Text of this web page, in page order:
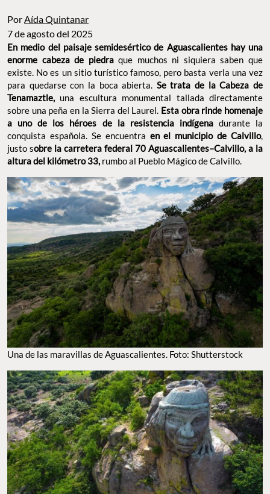
PorAída Quintanar
7 de agosto del 2025
En medio del paisaje semidesértico de Aguascalientes hay una
enorme cabeza de piedraque muchos ni siquiera saben que
existe. No es un sitio turístico famoso, pero basta verla una vez
para quedarse con la boca abierta. Se trata de la Cabeza de
Tenamaztle, una escultura monumental tallada directamente
sobre una peña en la Sierra del Laurel. Esta obra rinde homenaje
a uno de los héroes de la resistencia indígena durante la
conquista española. Se encuentra en el municipio de Calvillo,
justo sobre la carretera federal 70 Aguascalientes–Calvillo, a la
altura del kilómetro 33, rumbo al Pueblo Mágico de Calvillo.
Una de las maravillas de Aguascalientes. Foto: Shutterstock